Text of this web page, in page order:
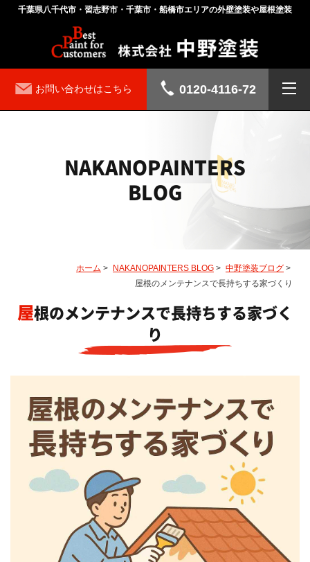
千葉県八千代市・習志野市・千葉市・船橋市エリアの外壁塗装や屋根塗装
お問い合わせはこちら 0120-4116-72
NAKANOPAINTERS
BLOG
ホーム > NAKANOPAINTERS BLOG > 中野塗装ブログ >
屋根のメンテナンスで長持ちする家づくり
屋根のメンテナンスで長持ちする家づく
り